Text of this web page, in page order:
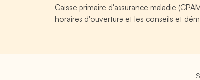
Caisse primaire d'assurance maladie
horaires d'ouverture et les conseils et